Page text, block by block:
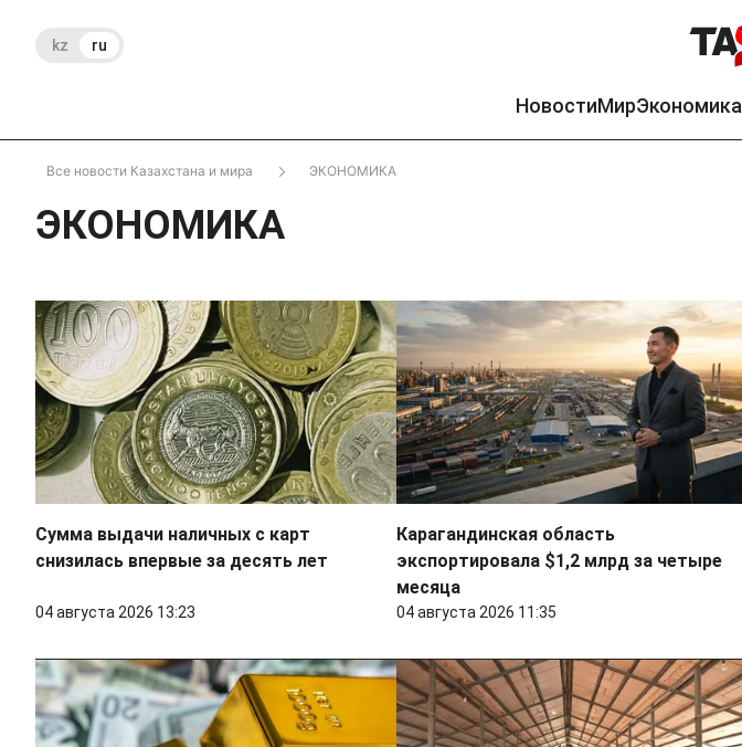
kz ru
НовостиМирЭкономика
Все новости Казахстана и мира ЭКОНОМИКА
ЭКОНОМИКА
Сумма выдачи наличных с карт
снизилась впервые за десять лет
04 августа 2026 13:23
Карагандинская область
экспортировала $1,2 млрд за четыре
месяца
04 августа 2026 11:35